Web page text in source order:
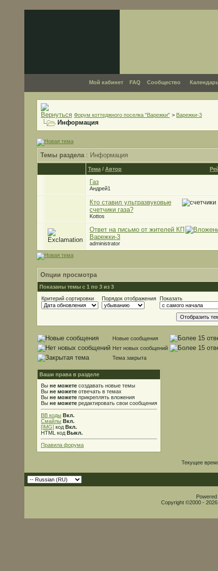
Мой кабинет FAQ Сообщество
Форум коттеджного поселка "Варежки" > Варежки-3
Информация
Темы раздела: Информация
Тема / Автор
Газ
Андрей1
Кто ставил ультразвуковые
счетчики газа?
Kottos
Ответ на письмо от жителей КП
Варежки-3
administrator
Опции просмотра
Показаны темы с 1 по 3 из 3
Критерий сортировки
Порядок отображения Показать
Новые сообщения
Нет новых сообщений
Тема закрыта
Ваши права в разделе
Вы не можете создавать новые темы
Вы не можете отвечать в темах
Вы не можете прикреплять вложения
Вы не можете редактировать свои сообщения
BB коды Вкл.
Смайлы Вкл.
[IMG] код Вкл.
HTML код Выкл.
Правила форума
Текущее
Copyright ©2000 -